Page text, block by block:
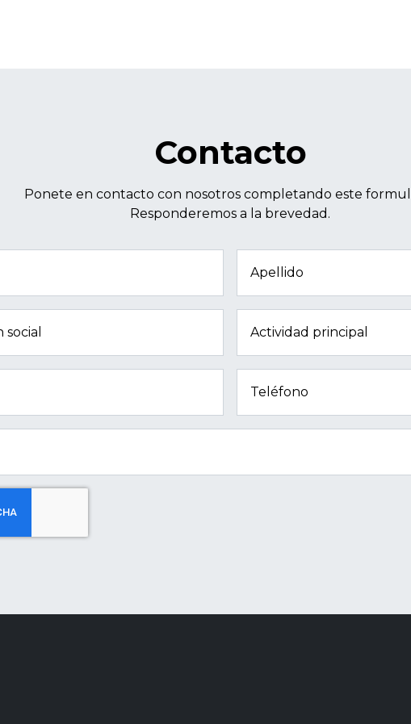
Contacto
Ponete en contacto con nosotros completando este
Responderemos a la brevedad.
Apellido
social Actividad principal
Teléfono